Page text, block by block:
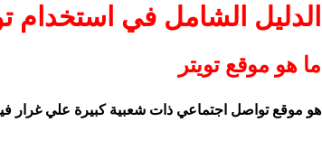
الدليل الشامل في استخدام
ما هو موقع تويتر
هو موقع تواصل اجتماعي ذات شعبية كبيرة علي غرار